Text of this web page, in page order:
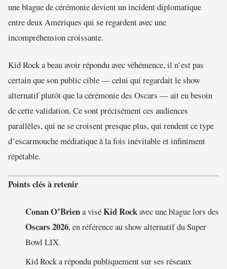
une blague de cérémonie devient un incident diplomatique
entre deux Amériques qui se regardent avec une
incompréhension croissante.
Kid Rock a beau avoir répondu avec véhémence, il n’est pas
certain que son public cible — celui qui regardait le show
alternatif plutôt que la cérémonie des Oscars — ait eu besoin
de cette validation. Ce sont précisément ces audiences
parallèles, qui ne se croisent presque plus, qui rendent ce type
d’escarmouche médiatique à la fois inévitable et infiniment
répétable.
Points clés à retenir
Conan O’Briena viséKid Rockavec une blague lors des
Oscars 2026, en référence au show alternatif du Super
Bowl LIX.
Kid Rock a répondu publiquement sur ses réseaux